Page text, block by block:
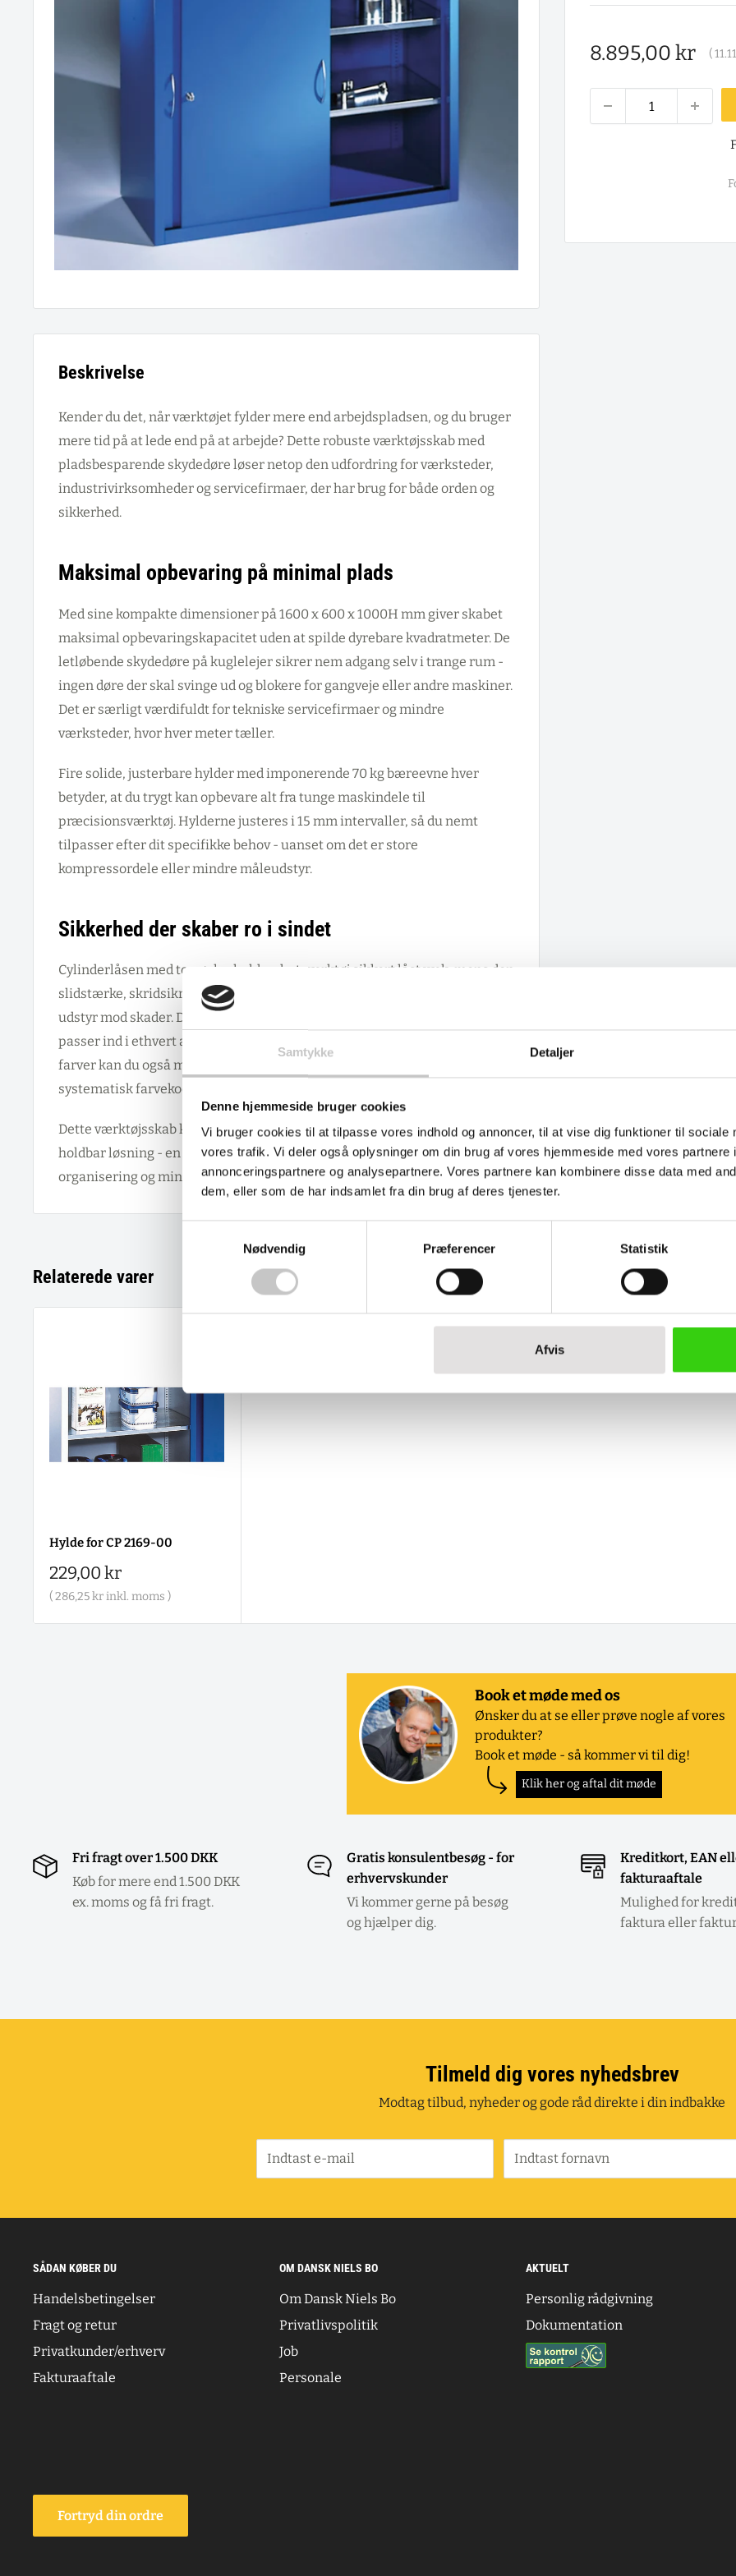
Samtykke Detaljer
Denne hjemmeside bruger cookies
Vi bruger cookies til at tilpasse vores indhold og annoncer, til at vise dig funktioner til sociale
vores trafik. Vi deler også oplysninger om din brug af vores hjemmeside med vores partnere
annonceringspartnere og analysepartnere. Vores partnere kan kombinere disse data med
dem, eller som de har indsamlet fra din brug af deres tjenester.
Nødvendig
Præferencer Statistik
Afvis
Salgspris
8.895,00 kr (
Beskrivelse
Kender du det, når værktøjet fylder mere end arbejdspladsen, og du bruger
mere tid på at lede end på at arbejde? Dette robuste værktøjsskab med
pladsbesparende skydedøre løser netop den udfordring for værksteder,
industrivirksomheder og servicefirmaer, der har brug for både orden og
sikkerhed.
Maksimal opbevaring på minimal plads
Med sine kompakte dimensioner på 1600 x 600 x 1000H mm giver skabet
maksimal opbevaringskapacitet uden at spilde dyrebare kvadratmeter. De
letløbende skydedøre på kuglelejer sikrer nem adgang selv i trange rum -
ingen døre der skal svinge ud og blokere for gangveje eller andre maskiner.
Det er særligt værdifuldt for tekniske servicefirmaer og mindre
værksteder, hvor hver meter tæller.
Fire solide, justerbare hylder med imponerende 70 kg bæreevne hver
betyder, at du trygt kan opbevare alt fra tunge maskindele til
præcisionsværktøj. Hylderne justeres i 15 mm intervaller, så du nemt
tilpasser efter dit specifikke behov - uanset om det er store
kompressordele eller mindre måleudstyr.
Sikkerhed der skaber ro i sindet
Cylinderlåsen med to nøgler holder dyrt værktøj sikkert låst væk, mens den
slidstærke, skridsikre gummimåtte beskytter både bundmateriale og dit
udstyr mod skader. Det professionelle udtryk i standardfarven grå/blå
passer ind i ethvert arbejdsmiljø, men med valgmuligheder i flere RAL-
farver kan du også matche virksomhedens visuelle identitet eller skabe
systematisk farvekodning i større faciliteter.
Dette værktøjsskab kombinerer funktionalitet, sikkerhed og æstetik i én
holdbar løsning - en investering der betaler sig tilbage gennem bedre
organisering og mindre tab af værktøj.
Relaterede varer
Hylde for CP 2169-00
Salgspris
229,00 kr
(286,25 krinkl. moms )
Book et møde med os
Ønsker du at se eller prøve nogle af vores
produkter?
Book et møde - så kommer vi til dig!
Klik her og aftal dit møde
Fri fragt over 1.500 DKK
Køb for mere end 1.500 DKK
ex. moms og få fri fragt.
Gratis konsulentbesøg - for
erhvervskunder
Vi kommer gerne på besøg
og hjælper dig.
Kreditkort, EAN
fakturaaftale
Mulighed for
faktura eller
Tilmeld dig vores nyhedsbrev
Modtag tilbud, nyheder og gode råd direkte i din indbakke
Indtast e-mail Indtast fornavn
SÅDAN KØBER DU
Handelsbetingelser
Fragt og retur
Privatkunder/erhverv
Fakturaaftale
OM DANSK NIELS BO
Om Dansk Niels Bo
Privatlivspolitik
Job
Personale
AKTUELT
Personlig rådgivning
Dokumentation
Fortryd din ordre